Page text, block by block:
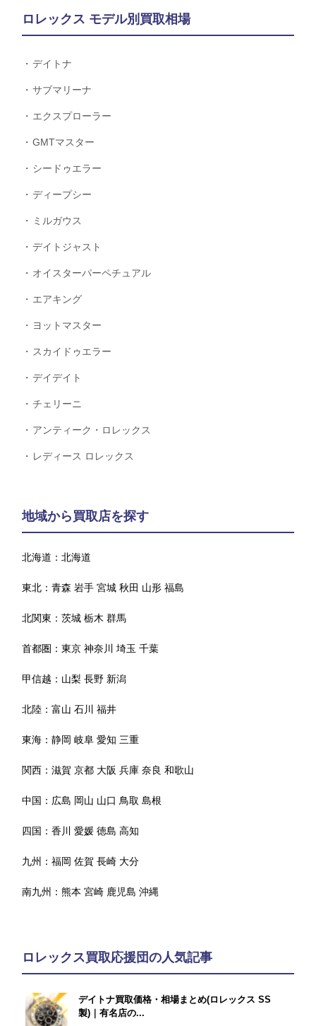
ロレックス モデル別買取相場
デイトナ
サブマリーナ
エクスプローラー
GMTマスター
シードゥエラー
ディープシー
ミルガウス
デイトジャスト
オイスターパーペチュアル
エアキング
ヨットマスター
スカイドゥエラー
デイデイト
チェリーニ
アンティーク・ロレックス
レディース ロレックス
地域から買取店を探す
北海道：北海道
東北：青森 岩手 宮城 秋田 山形 福島
北関東：茨城 栃木 群馬
首都圏：東京 神奈川 埼玉 千葉
甲信越： 山梨 長野 新潟
北陸：富山 石川 福井
東海：静岡 岐阜 愛知 三重
関西：滋賀 京都 大阪 兵庫 奈良 和歌山
中国： 広島 岡山 山口 鳥取 島根
四国：香川 愛媛 徳島 高知
九州：福岡 佐賀 長崎 大分
南九州：熊本 宮崎 鹿児島 沖縄
ロレックス買取応援団の人気記事
デイトナ買取価格・相場まとめ(ロレックス SS
製)｜有名店の...